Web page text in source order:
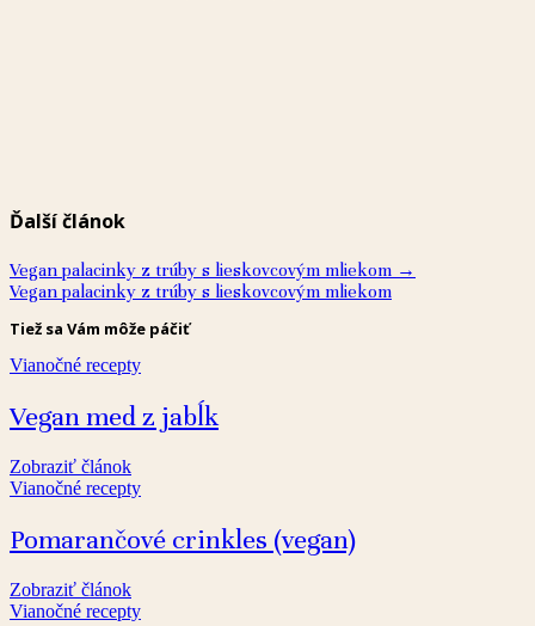
Ďalší článok
Vegan palacinky z trúby s lieskovcovým mliekom →
Vegan palacinky z trúby s lieskovcovým mliekom
Tiež sa Vám môže páčiť
Vianočné recepty
Vegan med z jabĺk
Zobraziť článok
Vianočné recepty
Pomarančové crinkles (vegan)
Zobraziť článok
Vianočné recepty